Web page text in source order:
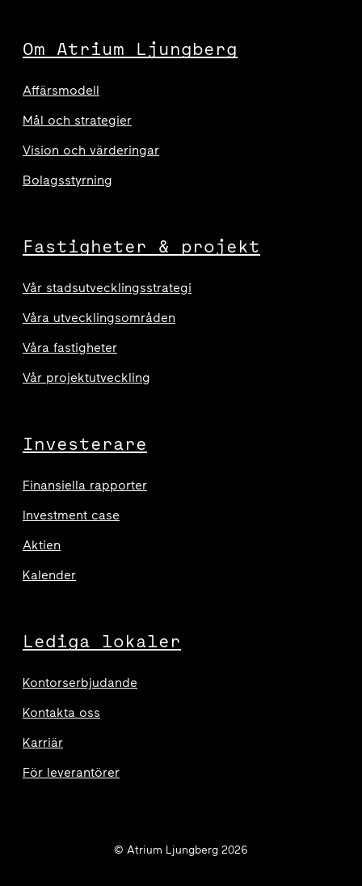
Om Atrium Ljungberg
Affärsmodell
Mål och strategier
Vision och värderingar
Bolagsstyrning
Fastigheter & projekt
Vår stadsutvecklingsstrategi
Våra utvecklingsområden
Våra fastigheter
Vår projektutveckling
Investerare
Finansiella rapporter
Investment case
Aktien
Kalender
Lediga lokaler
Kontorserbjudande
Kontakta oss
Karriär
För leverantörer
© Atrium Ljungberg 2026